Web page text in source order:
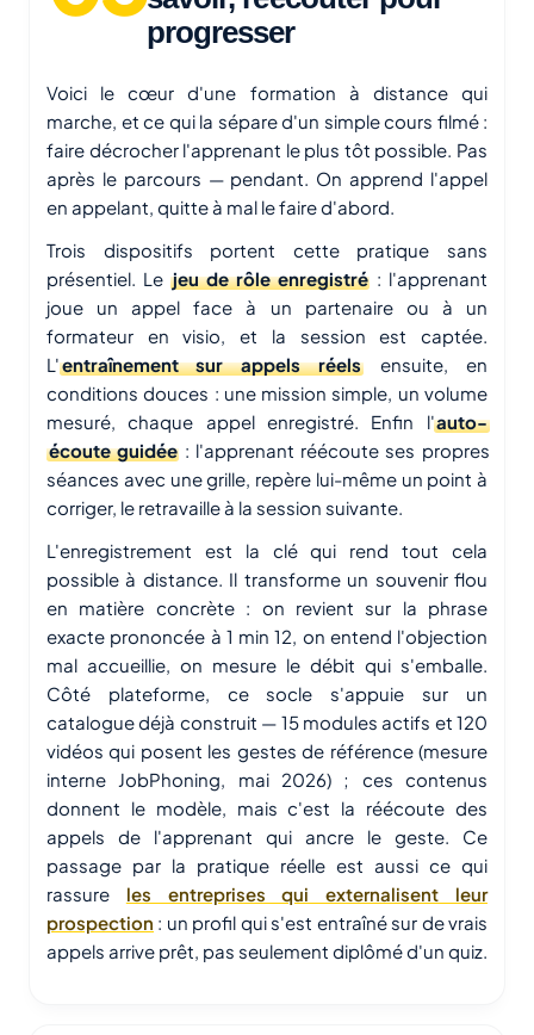
progresser
Voici le cœur d'une formation à distance qui
marche, et ce qui la sépare d'un simple cours filmé :
faire décrocher l'apprenant le plus tôt possible. Pas
après le parcours — pendant. On apprend l'appel
en appelant, quitte à mal le faire d'abord.
Trois dispositifs portent cette pratique sans
présentiel. Le jeu de rôle enregistré : l'apprenant
joue un appel face à un partenaire ou à un
formateur en visio, et la session est captée.
L'entraînement sur appels réelsensuite, en
conditions douces : une mission simple, un volume
mesuré, chaque appel enregistré. Enfin l'auto-
écoute guidée : l'apprenant réécoute ses propres
séances avec une grille, repère lui-même un point à
corriger, le retravaille à la session suivante.
L'enregistrement est la clé qui rend tout cela
possible à distance. Il transforme un souvenir flou
en matière concrète : on revient sur la phrase
exacte prononcée à 1 min 12, on entend l'objection
mal accueillie, on mesure le débit qui s'emballe.
Côté plateforme, ce socle s'appuie sur un
catalogue déjà construit — 15 modules actifs et 120
vidéos qui posent les gestes de référence (mesure
interne JobPhoning, mai 2026) ; ces contenus
donnent le modèle, mais c'est la réécoute des
appels de l'apprenant qui ancre le geste. Ce
passage par la pratique réelle est aussi ce qui
rassure les entreprises qui externalisent leur
prospection : un profil qui s'est entraîné sur de vrais
appels arrive prêt, pas seulement diplômé d'un quiz.